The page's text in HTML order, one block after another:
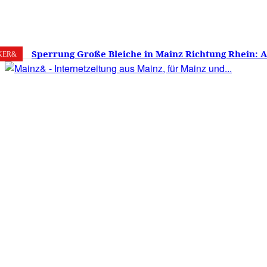
7. August 2026 25.6 Mainz
Sperrung Große Bleiche in Mainz Richtung Rhein:
verwirrt, Mainzer stinksauer – Haben die Mainzer